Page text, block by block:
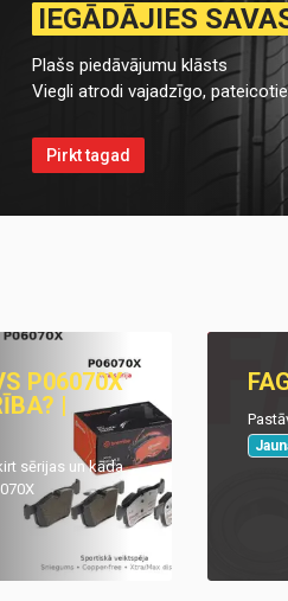
IEGĀDĀJIES
Plašs piedāvājumu klāsts
Viegli atrodi vajadzīgo,
Pirkt tagad
P06070X
|
sērijas un kāda